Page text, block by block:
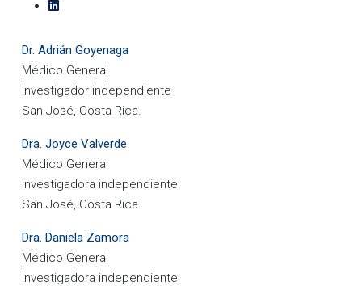
Dr. Adrián Goyenaga
Médico General
Investigador independiente
San José, Costa Rica.
Dra. Joyce Valverde
Médico General
Investigadora independiente
San José, Costa Rica.
Dra. Daniela Zamora
Médico General
Investigadora independiente